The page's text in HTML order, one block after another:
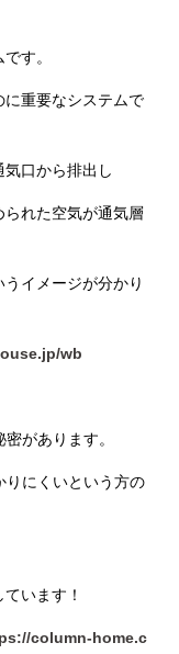
す。
重要なシステムで
口から排出し
れた空気が通気層
イメージが分かり
wb
があります。
りにくいという方の
います！
column-home.c